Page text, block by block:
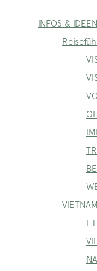
INFOS & IDEEN